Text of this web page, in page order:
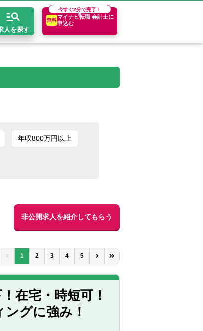
人を探す
今すぐ2分で完了！
無料
マイナビ転職 会計士に
申込む
東海年収800万円以上
非公開求人を紹介してもらう
1 2 3 4 5
在宅・時短可！
グに強み！